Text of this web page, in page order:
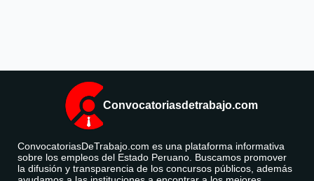
Convocatoriasdetrabajo.com
ConvocatoriasDeTrabajo.com es una plataforma informativa
sobre los empleos del Estado Peruano. Buscamos promover
la difusión y transparencia de los concursos públicos, además